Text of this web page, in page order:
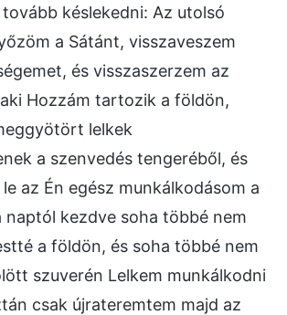
késlekedni: Az utolsó
a Sátánt, visszaveszem
és visszaszerzem az
Hozzám tartozik a földön,
lelkek
a szenvedés tengeréből, és
az Én egész munkálkodásom a
kezdve soha többé nem
a földön, és soha többé nem
szuverén Lelkem munkálkodni
csak újrateremtem majd az